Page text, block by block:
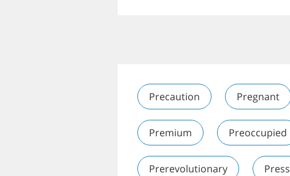
Precaution Pregnant
Premium Preoccupied
Prerevolutionary Press